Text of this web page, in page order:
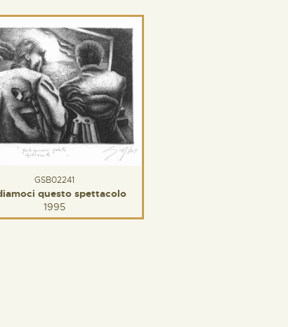
GSB02241
questo spettacolo
1995